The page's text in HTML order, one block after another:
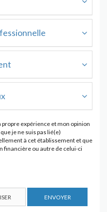
expérience et mon opinion
je ne suis pas lié(e)
à cet établissement et que
financière ou autre de celui-ci
ENVOYER